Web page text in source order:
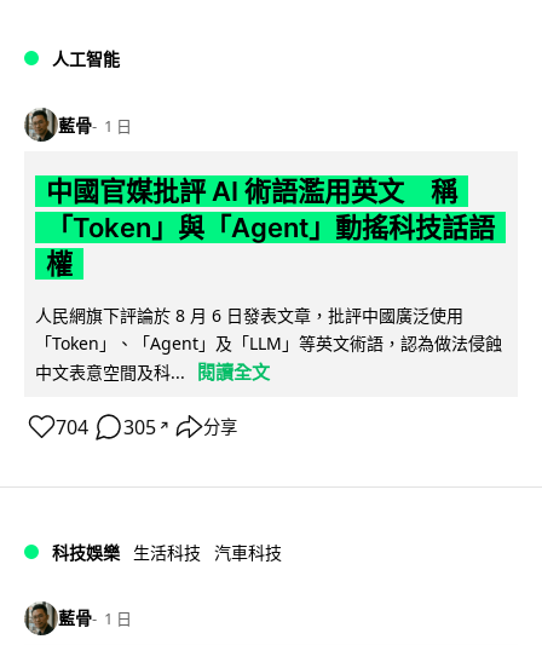
人工智能
藍骨 1 日
中國官媒批評 AI 術語濫用英文 稱
「Token」與「Agent」動搖科技話語
權
人民網旗下評論於 8 月 6 日發表文章，批評中國廣泛使用
「Token」、「Agent」及「LLM」等英文術語，認為做法侵蝕
中文表意空間及科...
閱讀全文
704 305 ↗ 分享
科技娛樂 生活科技 汽車科技
藍骨 1 日